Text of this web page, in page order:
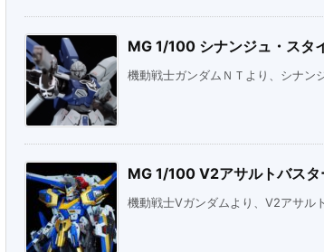
MG 1/100 シナンジュ・スタ
機動戦士ガンダムＮＴより、シナン
MG 1/100 V2アサルトバス
機動戦士Vガンダムより、V2アサル